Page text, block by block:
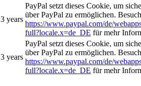
3 years
PayPal setzt dieses Cookie, um
über PayPal zu ermöglichen.
https://www.paypal.com/de/
full?locale.x=de_DE für mehr
3 years
PayPal setzt dieses Cookie, um
über PayPal zu ermöglichen.
https://www.paypal.com/de/
full?locale.x=de_DE für mehr